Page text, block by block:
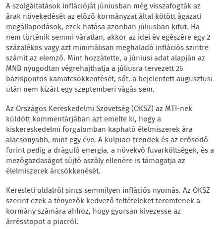
A szolgáltatások inflációját júniusban még visszafogták az
árak növekedését az előző kormányzat által kötött ágazati
megállapodások, ezek hatása azonban júliusban kifut. Ha
nem történik semmi váratlan, akkor az idei év egészére egy 2
százalékos vagy azt minimálisan meghaladó inflációs szintre
számít az elemző. Mint hozzátette, a júniusi adat alapján az
MNB nyugodtan végrehajthatja a júliusra tervezett 25
bázispontos kamatcsökkentését, sőt, a bejelentett augusztusi
után nem kizárt egy szeptemberi vágás sem.
Az Országos Kereskedelmi Szövetség (OKSZ) az MTI-nek
küldött kommentárjában azt emelte ki, hogy a
kiskereskedelmi forgalomban kapható élelmiszerek ára
alacsonyabb, mint egy éve. A külpiaci trendek és az erősödő
forint pedig a dráguló energia, a növekvő fuvarköltségek, és a
mezőgazdaságot sújtó aszály ellenére is támogatja az
élelmiszerek árcsökkenését.
Keresleti oldalról sincs semmilyen inflációs nyomás. Az OKSZ
szerint ezek a tényezők kedvező feltételeket teremtenek a
kormány számára ahhoz, hogy gyorsan kivezesse az
árrésstopot a piacról.